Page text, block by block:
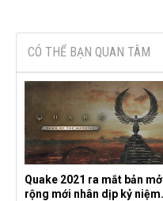
CÓ THỂ BẠN QUAN TÂM
Quake 2021 ra mắt bản mở
rộng mới nhân dịp kỷ niệm